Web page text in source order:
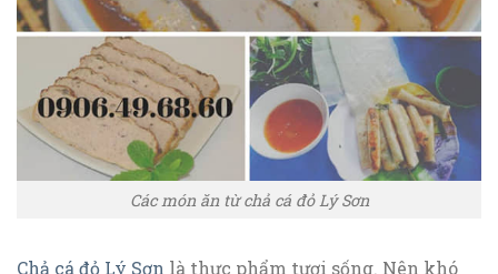
Các món ăn từ chả cá đỏ Lý Sơn
Chả cá đỏ Lý Sơn là thực phẩm tươi sống. Nên khó